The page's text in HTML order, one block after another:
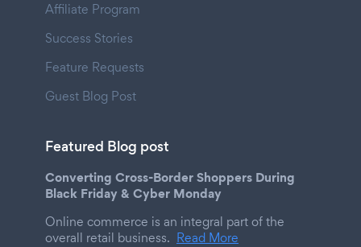
Affiliate Program
Success Stories
Feature Requests
Guest Blog Post
Featured Blog post
Converting Cross-Border Shoppers During
Black Friday & Cyber Monday
Online commerce is an integral part of the
overall retail business. Read More